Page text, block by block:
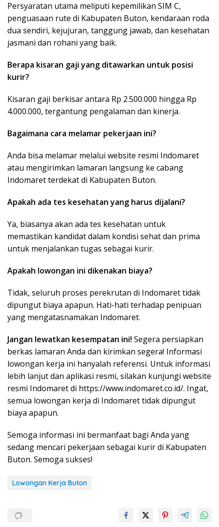
Persyaratan utama meliputi kepemilikan SIM C,
penguasaan rute di Kabupaten Buton, kendaraan roda
dua sendiri, kejujuran, tanggung jawab, dan kesehatan
jasmani dan rohani yang baik.
Berapa kisaran gaji yang ditawarkan untuk posisi
kurir?
Kisaran gaji berkisar antara Rp 2.500.000 hingga Rp
4.000.000, tergantung pengalaman dan kinerja.
Bagaimana cara melamar pekerjaan ini?
Anda bisa melamar melalui website resmi Indomaret
atau mengirimkan lamaran langsung ke cabang
Indomaret terdekat di Kabupaten Buton.
Apakah ada tes kesehatan yang harus dijalani?
Ya, biasanya akan ada tes kesehatan untuk
memastikan kandidat dalam kondisi sehat dan prima
untuk menjalankan tugas sebagai kurir.
Apakah lowongan ini dikenakan biaya?
Tidak, seluruh proses perekrutan di Indomaret tidak
dipungut biaya apapun. Hati-hati terhadap penipuan
yang mengatasnamakan Indomaret.
Jangan lewatkan kesempatan ini! Segera persiapkan
berkas lamaran Anda dan kirimkan segera! Informasi
lowongan kerja ini hanyalah referensi. Untuk informasi
lebih lanjut dan aplikasi resmi, silakan kunjungi website
resmi Indomaret di https://www.indomaret.co.id/. Ingat,
semua lowongan kerja di Indomaret tidak dipungut
biaya apapun.
Semoga informasi ini bermanfaat bagi Anda yang
sedang mencari pekerjaan sebagai kurir di Kabupaten
Buton. Semoga sukses!
Lowongan Kerja Buton